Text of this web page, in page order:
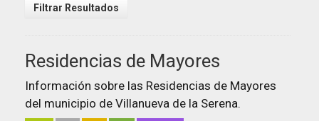
Filtrar Resultados
Residencias de Mayores
Información sobre las Residencias de Mayores
del municipio de Villanueva de la Serena.